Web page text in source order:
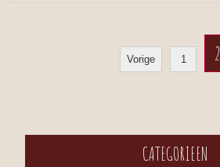
Vorige 1 2
CATEGORIEEN